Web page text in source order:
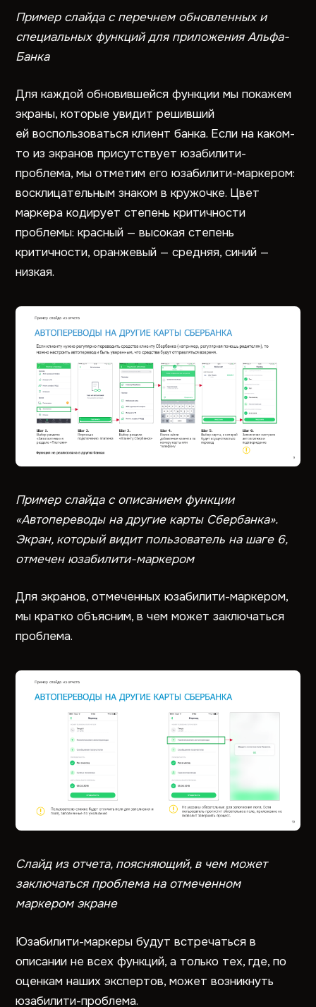
Пример слайда с перечнем обновленных и
специальных функций для приложения Альфа-
Банка
Для каждой обновившейся функции мы покажем
экраны, которые увидит решивший
ей воспользоваться клиент банка. Если на каком-
то из экранов присутствует юзабилити-
проблема, мы отметим его юзабилити-маркером:
восклицательным знаком в кружочке. Цвет
маркера кодирует степень критичности
проблемы: красный — высокая степень
критичности, оранжевый — средняя, синий —
низкая.
Пример слайда с описанием функции
«Автопереводы на другие карты Сбербанка».
Экран, который видит пользователь на шаге 6,
отмечен юзабилити-маркером
Для экранов, отмеченных юзабилити-маркером,
мы кратко объясним, в чем может заключаться
проблема.
Слайд из отчета, поясняющий, в чем может
заключаться проблема на отмеченном
маркером экране
Юзабилити-маркеры будут встречаться в
описании не всех функций, а только тех, где, по
оценкам наших экспертов, может возникнуть
юзабилити-проблема.